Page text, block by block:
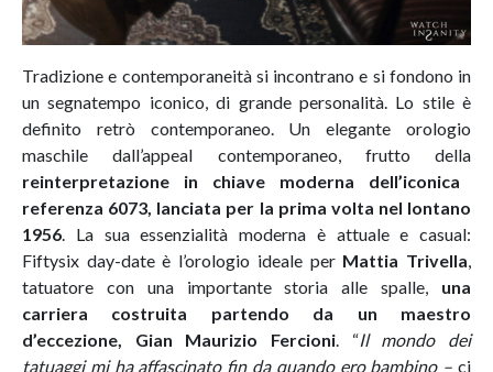
Tradizione e contemporaneità si incontrano e si fondono in
un segnatempo iconico, di grande personalità. Lo stile è
definito retrò contemporaneo. Un elegante orologio
maschile dall’appeal contemporaneo, frutto della
reinterpretazione in chiave moderna dell’iconica
referenza 6073, lanciata per la prima volta nel lontano
1956. La sua essenzialità moderna è attuale e casual:
Fiftysix day-date è l’orologio ideale per Mattia Trivella,
tatuatore con una importante storia alle spalle, una
carriera costruita partendo da un maestro
d’eccezione, Gian Maurizio Fercioni. “Il mondo dei
tatuaggi mi ha affascinato fin da quando ero bambino – ci